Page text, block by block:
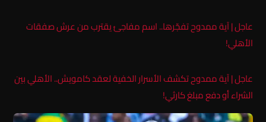
عاجل | آية ممدوح تفجّرها.. اسم مفاجئ يقترب من عرش صفقات
الأهلي!
عاجل | آية ممدوح تكشف الأسرار الخفية لعقد كامويش.. الأهلي بين
الشراء أو دفع مبلغ كارثي!